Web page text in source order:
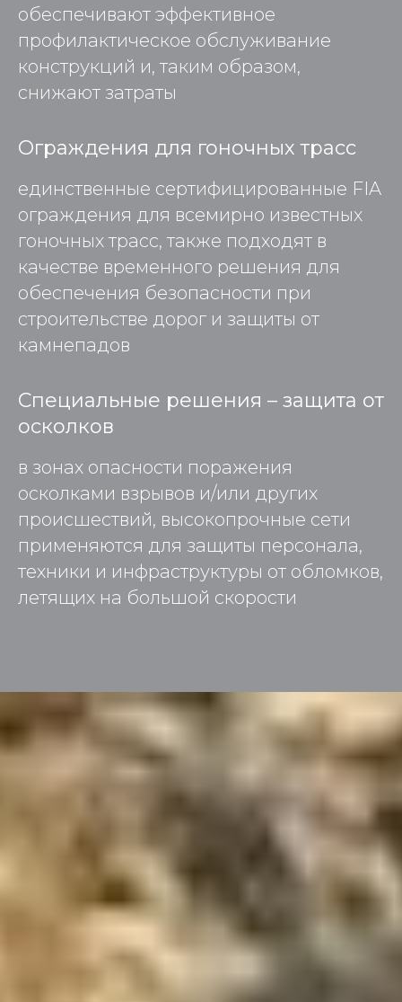
обеспечивают эффективное
профилактическое обслуживание
конструкций и, таким образом,
снижают затраты
Ограждения для гоночных трасс
единственные сертифицированные FIA
ограждения для всемирно известных
гоночных трасс, также подходят в
качестве временного решения для
обеспечения безопасности при
строительстве дорог и защиты от
камнепадов
Специальные решения – защита от
осколков
в зонах опасности поражения
осколками взрывов и/или других
происшествий, высокопрочные сети
применяются для защиты персонала,
техники и инфраструктуры от обломков,
летящих на большой скорости